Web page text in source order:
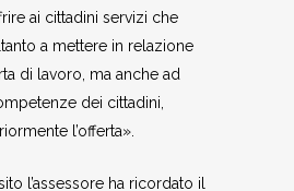
ai cittadini servizi che
a mettere in relazione
di lavoro, ma anche ad
dei cittadini,
l’offerta».
l’assessore ha ricordato il